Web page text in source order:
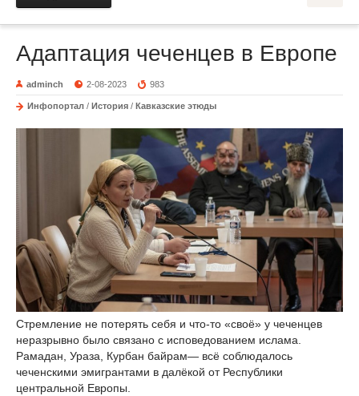
Адаптация чеченцев в Европе
adminch 2-08-2023 983
Инфопортал / История / Кавказские этюды
Стремление не потерять себя и что-то «своё» у чеченцев
неразрывно было связано с исповедованием ислама.
Рамадан, Ураза, Курбан байрам— всё соблюдалось
чеченскими эмигрантами в далёкой от Республики
центральной Европы.